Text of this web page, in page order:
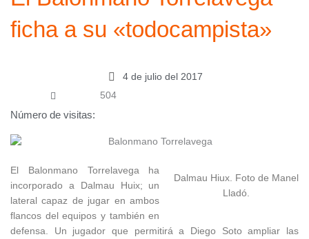
ficha a su «todocampista»
4 de julio del 2017
Número de visitas:
504
Dalmau Hiux. Foto de Manel
Lladó.
El Balonmano Torrelavega ha
incorporado a Dalmau Huix; un
lateral capaz de jugar en ambos
flancos del equipos y también en
defensa. Un jugador que permitirá a Diego Soto ampliar las